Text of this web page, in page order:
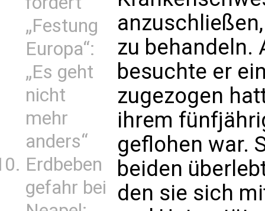
„Festung
Europa“:
„Es geht
nicht
mehr
anders“
Erdbeben
gefahr bei
zu behandeln.
besuchte er
zugezogen
ihrem
geflohen war.
beiden
den sie sich